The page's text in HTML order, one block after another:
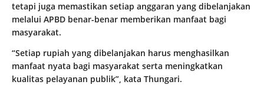
tetapi juga memastikan setiap anggaran yang dibelanjakan
melalui APBD benar-benar memberikan manfaat bagi
masyarakat.
“Setiap rupiah yang dibelanjakan harus menghasilkan
manfaat nyata bagi masyarakat serta meningkatkan
kualitas pelayanan publik”, kata Thungari.